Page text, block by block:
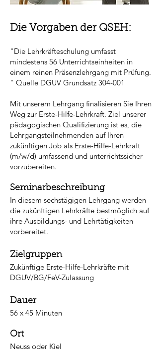
Die Vorgaben der QSEH:
"Die Lehrkräfteschulung umfasst
mindestens 56 Unterrichtseinheiten in
einem reinen Präsenzlehrgang mit Prüfung.
" Quelle DGUV Grundsatz 304-001
Mit unserem Lehrgang finalisieren Sie Ihren
Weg zur Erste-Hilfe-Lehrkraft. Ziel unserer
pädagogischen Qualifizierung ist es, die
Lehrgangsteilnehmenden auf Ihren
zukünftigen Job als Erste-Hilfe-Lehrkraft
(m/w/d) umfassend und unterrichtssicher
vorzubereiten.
Seminarbeschreibung
In diesem sechstägigen Lehrgang werden
die zukünftigen Lehrkräfte bestmöglich auf
ihre Ausbildungs- und Lehrtätigkeiten
vorbereitet.
Zielgruppen
Zukünftige Erste-Hilfe-Lehrkräfte mit
DGUV/BG/FeV-Zulassung
Dauer
56 x 45 Minuten
Ort
Neuss oder Kiel